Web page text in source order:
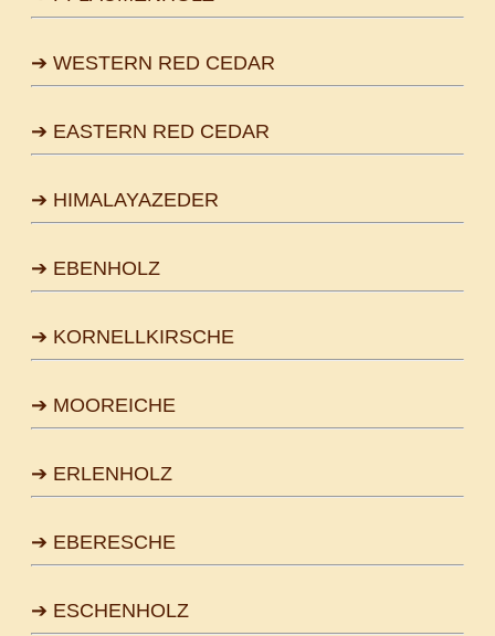
➔ WESTERN RED CEDAR
➔ EASTERN RED CEDAR
➔ HIMALAYAZEDER
➔ EBENHOLZ
➔ KORNELLKIRSCHE
➔ MOOREICHE
➔ ERLENHOLZ
➔ EBERESCHE
➔ ESCHENHOLZ